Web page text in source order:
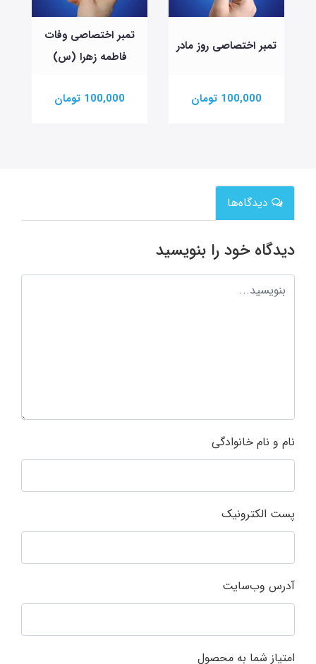
تمبر اختصاصی روز مادر
100,000 تومان
تمبر اختصاصی وفات
فاطمه زهرا (س)
100,000 تومان
دیدگاه‌ها
دیدگاه خود را بنویسید
نام و نام خانوادگی
پست الکترونیک
آدرس وب‌سایت
امتیاز شما به محصول